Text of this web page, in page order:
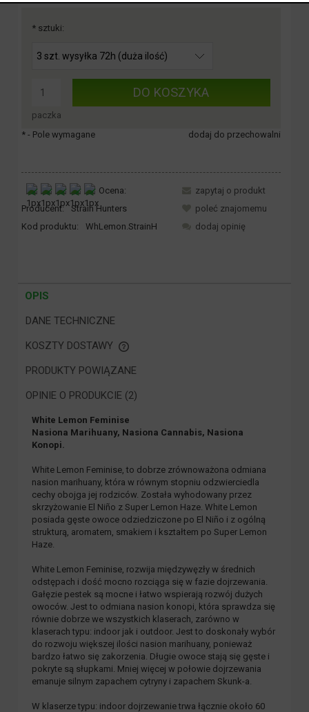
* sztuki:
paczka
DO KOSZYKA
dodaj do przechowalni
* - Pole wymagane
Ocena:
Producent: Strain Hunters
Kod produktu:
WhLemon.StrainH
zapytaj o produkt
poleć znajomemu
dodaj opinię
OPIS
DANE TECHNICZNE
KOSZTY DOSTAWY
CENA NIE ZAWIERA EWENTUALNYCH KOSZTÓW PŁATNOŚCI
PRODUKTY POWIĄZANE
OPINIE O PRODUKCIE (2)
White Lemon Feminise
Nasiona Marihuany, Nasiona Cannabis, Nasiona
Konopi.
White Lemon Feminise, to dobrze zrównoważona odmiana
nasion marihuany, która w równym stopniu odzwierciedla
cechy obojga jej rodziców. Została wyhodowany przez
skrzyżowanie El Niño z Super Lemon Haze. White Lemon
posiada gęste owoce odziedziczone po El Niño i z ogólną
strukturą, aromatem, smakiem i kształtem po Super Lemon
Haze.
White Lemon Feminise, rozwija międzywęzły w średnich
odstępach i dość mocno rozciąga się w fazie dojrzewania.
Gałęzie pestek są mocne i łatwo wspierają rozwój dużych
owoców. Jest to odmiana nasion konopi, która sprawdza się
równie dobrze we wszystkich klaserach, zarówno w
klaserach typu: indoor jak i outdoor. Jest to doskonały wybór
do rozwoju większej ilości nasion marihuany, ponieważ
bardzo łatwo się zakorzenia. Długie owoce stają się gęste i
pokryte są słupkami. Mniej więcej w połowie dojrzewania
emanuje silnym zapachem cytryny i zapachem Skunk-a.
W klaserze typu: indoor dojrzewanie trwa łącznie około 60